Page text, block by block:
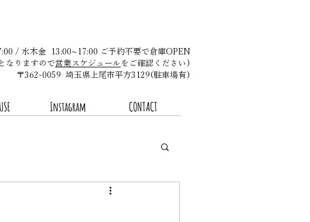
/ 水木金 13:00~17:00 ご予約不要で倉庫OPEN
なりますので営業スケジュール をご確認ください)​
〒362-0059 埼玉県上尾市平方3129(駐車場有)
Instagram CONTACT